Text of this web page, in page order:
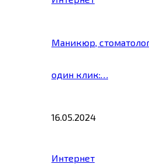
Маникюр,
один клик:…
16.05.2024
Интернет